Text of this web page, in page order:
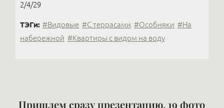
2/4/29
ТЭГи: #Видовые #С террасами #Особняки #На
набережной #Квартиры с видом на воду
Пришлем сразу презентацию, 19 фото